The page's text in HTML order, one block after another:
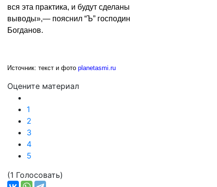
вся эта практика, и будут сделаны
выводы»,— пояснил “Ъ” господин
Богданов.
Источник: текст и фото planetasmi.ru
Оцените материал
1
2
3
4
5
(1 Голосовать)